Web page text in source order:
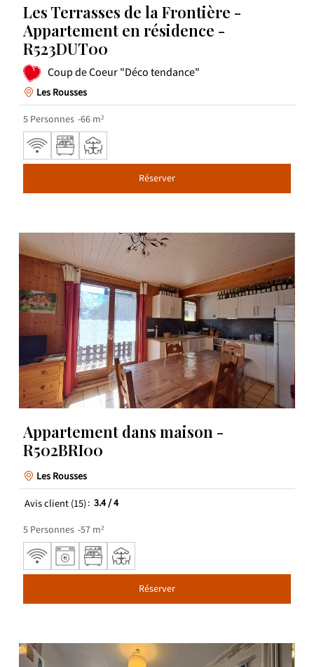
Les Terrasses de la Frontière -
Appartement en résidence -
R523DUT00
Coup de Coeur "Déco tendance"
Les Rousses
5 Personnes 66 m²
Réserver
Appartement dans maison -
R502BRI00
Les Rousses
Avis client(15) 3.4/ 4
5 Personnes 57 m²
Réserver